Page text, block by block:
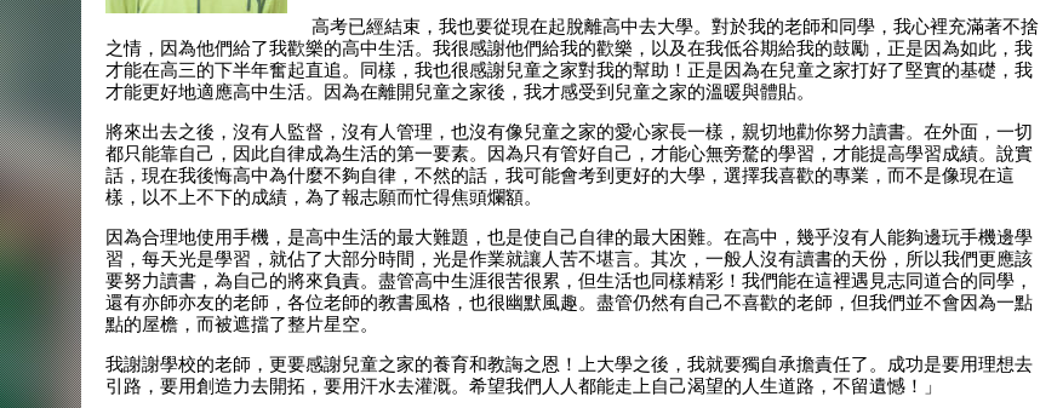
高考已經結束，我也要從現在起脫離高中去大學。對於我的老師和同學，我心裡充滿著不捨
之情，因為他們給了我歡樂的高中生活。我很感謝他們給我的歡樂，以及在我低谷期給我的鼓勵，正是因為如此，我
才能在高三的下半年奮起直追。同樣，我也很感謝兒童之家對我的幫助！正是因為在兒童之家打好了堅實的基礎，我
才能更好地適應高中生活。因為在離開兒童之家後，我才感受到兒童之家的溫暖與體貼。
將來出去之後，沒有人監督，沒有人管理，也沒有像兒童之家的愛心家長一樣，親切地勸你努力讀書。在外面，一切
都只能靠自己，因此自律成為生活的第一要素。因為只有管好自己，才能心無旁騖的學習，才能提高學習成績。說實
話，現在我後悔高中為什麼不夠自律，不然的話，我可能會考到更好的大學，選擇我喜歡的專業，而不是像現在這
樣，以不上不下的成績，為了報志願而忙得焦頭爛額。
因為合理地使用手機，是高中生活的最大難題，也是使自己自律的最大困難。在高中，幾乎沒有人能夠邊玩手機邊學
習，每天光是學習，就佔了大部分時間，光是作業就讓人苦不堪言。其次，一般人沒有讀書的天份，所以我們更應該
要努力讀書，為自己的將來負責。盡管高中生涯很苦很累，但生活也同樣精彩！我們能在這裡遇見志同道合的同學，
還有亦師亦友的老師，各位老師的教書風格，也很幽默風趣。盡管仍然有自己不喜歡的老師，但我們並不會因為一點
點的屋檐，而被遮擋了整片星空。
我謝謝學校的老師，更要感謝兒童之家的養育和教誨之恩！上大學之後，我就要獨自承擔責任了。成功是要用理想去
引路，要用創造力去開拓，要用汗水去灌溉。希望我們人人都能走上自己渴望的人生道路，不留遺憾！」